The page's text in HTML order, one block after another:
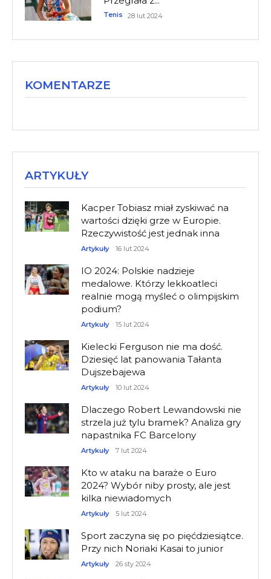
Tenis 28 lut 2024
KOMENTARZE
ARTYKUŁY
Kacper Tobiasz miał zyskiwać na
wartości dzięki grze w Europie.
Rzeczywistość jest jednak inna
Artykuły 16 lut 2024
IO 2024: Polskie nadzieje
medalowe. Którzy lekkoatleci
realnie mogą myśleć o olimpijskim
podium?
Artykuły 15 lut 2024
Kielecki Ferguson nie ma dość.
Dziesięć lat panowania Tałanta
Dujszebajewa
Artykuły 10 lut 2024
Dlaczego Robert Lewandowski nie
strzela już tylu bramek? Analiza gry
napastnika FC Barcelony
Artykuły 7 lut 2024
Kto w ataku na baraże o Euro
2024? Wybór niby prosty, ale jest
kilka niewiadomych
Artykuły 5 lut 2024
Sport zaczyna się po pięćdziesiątce.
Przy nich Noriaki Kasai to junior
Artykuły 26 sty 2024